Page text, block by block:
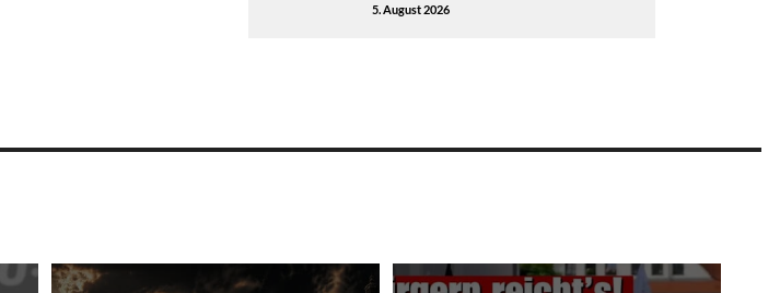
5. August 2026